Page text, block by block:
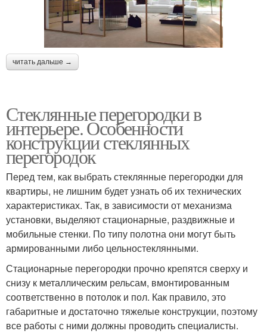
читать дальше →
Стеклянные перегородки в
интерьере. Особенности
конструкции стеклянных
перегородок
Перед тем, как выбрать стеклянные перегородки для
квартиры, не лишним будет узнать об их технических
характеристиках. Так, в зависимости от механизма
установки, выделяют стационарные, раздвижные и
мобильные стенки. По типу полотна они могут быть
армированными либо цельностеклянными.
Стационарные перегородки прочно крепятся сверху и
снизу к металлическим рельсам, вмонтированным
соответственно в потолок и пол. Как правило, это
габаритные и достаточно тяжелые конструкции, поэтому
все работы с ними должны проводить специалисты.